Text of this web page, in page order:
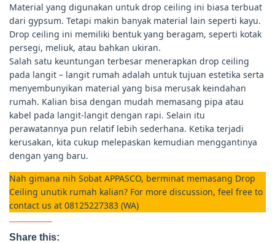
Material yang digunakan untuk drop ceiling ini biasa terbuat
dari gypsum. Tetapi makin banyak material lain seperti kayu.
Drop ceiling ini memiliki bentuk yang beragam, seperti kotak
persegi, meliuk, atau bahkan ukiran.
Salah satu keuntungan terbesar menerapkan drop ceiling
pada langit – langit rumah adalah untuk tujuan estetika serta
menyembunyikan material yang bisa merusak keindahan
rumah. Kalian bisa dengan mudah memasang pipa atau
kabel pada langit-langit dengan rapi. Selain itu
perawatannya pun relatif lebih sederhana. Ketika terjadi
kerusakan, kita cukup melepaskan kemudian menggantinya
dengan yang baru.
Nah gimana nih Sobat APPASCO, berminat memasang Drop
Ceiling unutik rumah kalian? For more discussion, feel free to
contact us at 08125227383 (WA)
Share this: